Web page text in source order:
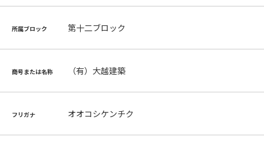
所属ブロック 第十二ブロック
商号または名称 （有）大越建築
フリガナ オオコシケンチク